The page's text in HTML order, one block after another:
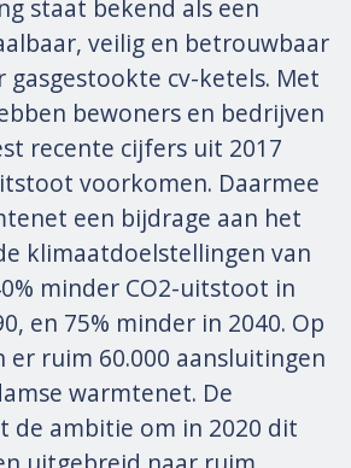
staat bekend als een
veilig en betrouwbaar
cv-ketels. Met
bewoners en bedrijven
recente cijfers uit 2017
voorkomen. Daarmee
een bijdrage aan het
klimaatdoelstellingen van
minder CO2-uitstoot in
en 75% minder in 2040. Op
ruim 60.000 aansluitingen
warmtenet. De
de ambitie om in 2020 dit